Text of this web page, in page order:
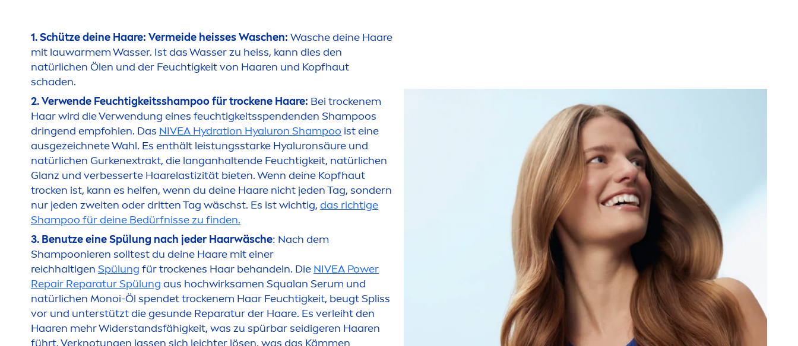
1. Schütze deine Haare: Vermeide heisses Waschen: Wasche deine Haare
mit lauwarmem Wasser. Ist das Wasser zu heiss, kann dies den
natürlichen Ölen und der Feuchtigkeit von Haaren und Kopfhaut
schaden.
2. Verwende Feuchtigkeitsshampoo für trockene Haare: Bei trockenem
Haar wird die Verwendung eines feuchtigkeitsspendenden Shampoos
dringend empfohlen. Das NIVEA Hydration Hyaluron Shampoo ist eine
ausgezeichnete Wahl. Es enthält leistungsstarke Hyaluronsäure und
natürlichen Gurkenextrakt, die langanhaltende Feuchtigkeit, natürlichen
Glanz und verbesserte Haarelastizität bieten. Wenn deine Kopfhaut
trocken ist, kann es helfen, wenn du deine Haare nicht jeden Tag, sondern
nur jeden zweiten oder dritten Tag wäschst. Es ist wichtig, das richtige
Shampoo für deine Bedürfnisse zu finden.
3. Benutze eine Spülung nach jeder Haarwäsche: Nach dem
Shampoonieren solltest du deine Haare mit einer
reichhaltigen Spülung für trockenes Haar behandeln. Die NIVEA Power
Repair Reparatur Spülung aus hochwirksamen Squalan Serum und
natürlichen Monoi-Öl spendet trockenem Haar Feuchtigkeit, beugt Spliss
vor und unterstützt die gesunde Reparatur der Haare. Es verleiht den
Haaren mehr Widerstandsfähigkeit, was zu spürbar seidigeren Haaren
führt. Verknotungen lassen sich leichter lösen, was das Kämmen